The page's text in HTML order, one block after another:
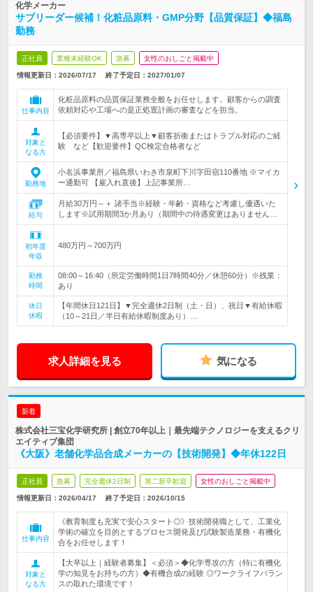
化学メーカー
サブリーダー候補！化粧品原料・GMP分野【品質保証】◆福島
勤務
正社員 業種未経験OK 急募 女性のおしごと掲載中
情報更新日：2026/07/17 終了予定日： 2027/01/07
仕事内容
化粧品原料の品質保証業務全般をお任せします。顧客からの調査
依頼対応や工場への是正処置計画の審査などを担当。
対象と
なる方
【必須要件】▼高専卒以上▼顧客折衝またはトラブル対応のご経
験 など【歓迎要件】QC検定合格者など
勤務地
小名浜事業所／福島県いわき市泉町下川字田宿110番地 ※マイカ
ー通勤可 【雇入れ直後】上記事業所…
給与
月給30万円～＋ 諸手当※経験・年齢・資格など考慮し優遇いた
します※試用期間3か月あり（期間中の待遇変更はありません…
初年度
年収
480万円～700万円
勤務
時間
08:00～16:40（所定労働時間1日7時間40分／休憩60分）※残業：
あり
休日
休暇
【年間休日121日】▼完全週休2日制（土・日）、祝日▼有給休暇
（10～21日／半日有給休暇制度あり）…
求人詳細を見る 気になる
新着
株式会社三宝化学研究所 | 創立70年以上｜最先端テクノロジーを支えるクリ
エイティブ集団
《大阪》老舗化学品合成メーカーの【技術開発】◆年休122日
正社員 急募 完全週休2日制 第二新卒歓迎 女性のおしごと掲載中
情報更新日：2026/04/17 終了予定日： 2026/10/15
仕事内容
《教育制度も充実で安心スタート◎》技術開発職として、工業化
学術の確立を目的とするプロセス開発及び試験製造業務・有機化
合をお任せします！
対象と
なる方
【大卒以上｜経験者募集】＜必須＞◆化学専攻の方（特に有機化
学の知見をお持ちの方）◆有機合成の経験 ◎ワークライフバラン
スの取れた環境です！